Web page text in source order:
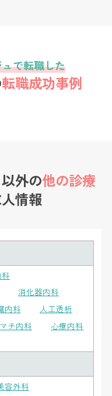
で転職した
転職成功事例
外の他の診療
情報
消化器内科
内科
人工透析
チ内科
心療内科
容外科